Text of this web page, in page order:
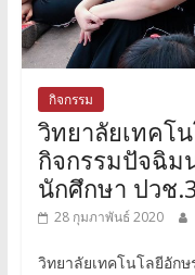
กิจกรรม
วิทยาลัยเทคโ
กิจกรรมปัจฉิม
นักศึกษา ปวช
28 กุมภาพันธ์ 2020
วิทยาลัยเทคโนโลยีอัก